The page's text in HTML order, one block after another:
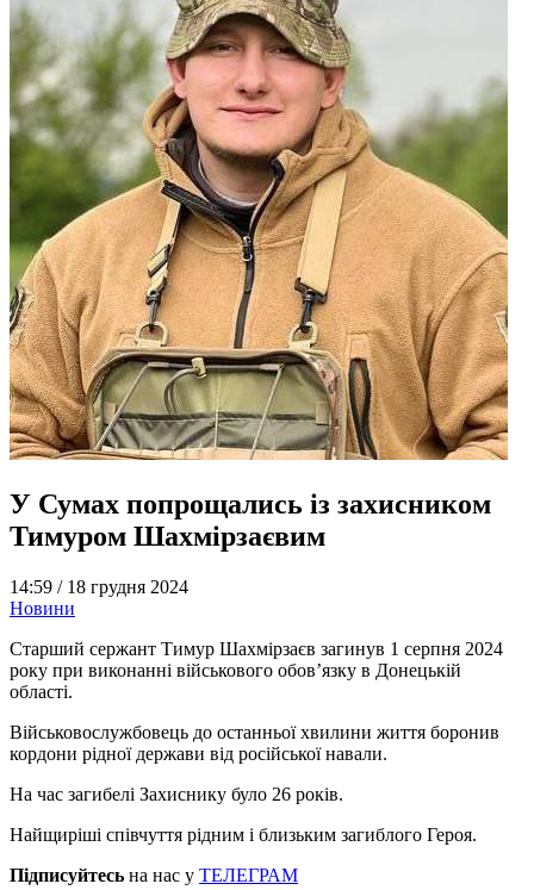
У Сумах попрощались із захисником
Тимуром Шахмірзаєвим
14:59 / 18 грудня 2024
Новини
Старший сержант Тимур Шахмірзаєв загинув 1 серпня 2024
року при виконанні військового обовʼязку в Донецькій
області.
Військовослужбовець до останньої хвилини життя боронив
кордони рідної держави від російської навали.
На час загибелі Захиснику було 26 років.
Найщиріші співчуття рідним і близьким загиблого Героя.
Підписуйтесь на нас у ТЕЛЕГРАМ